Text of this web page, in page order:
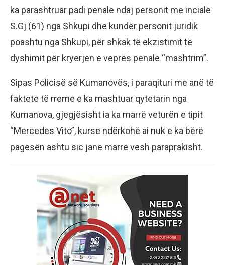
ka parashtruar padi penale ndaj personit me inciale
S.Gj (61) nga Shkupi dhe kundër personit juridik
poashtu nga Shkupi, për shkak të ekzistimit të
dyshimit për kryerjen e veprës penale “mashtrim”.
Sipas Policisë së Kumanovës, i paraqituri me anë të
faktete të rreme e ka mashtuar qytetarin nga
Kumanova, gjegjësisht ia ka marrë veturën e tipit
“Mercedes Vito”, kurse ndërkohë ai nuk e ka bërë
pagesën ashtu sic janë marrë vesh paraprakisht.